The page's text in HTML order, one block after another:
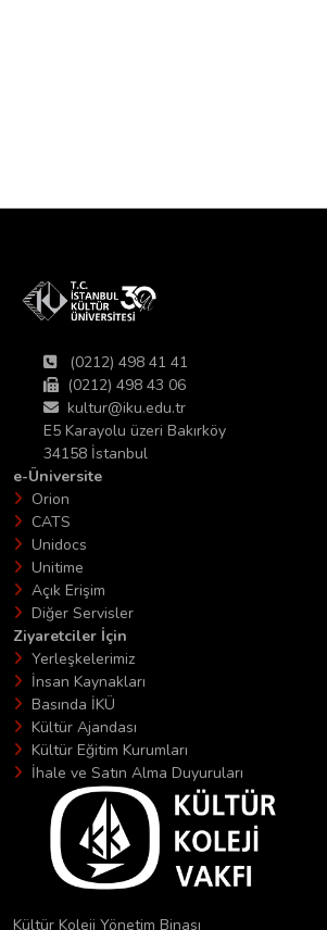
(0212) 498 41 41
(0212) 498 43 06
kultur@iku.edu.tr
E5 Karayolu üzeri Bakırköy
34158 İstanbul
e-Üniversite
Orion
CATS
Unidocs
Unitime
Açık Erişim
Diğer Servisler
Ziyaretciler İçin
Yerleşkelerimiz
İnsan Kaynakları
Basında İKÜ
Kültür Ajandası
Kültür Eğitim Kurumları
İhale ve Satın Alma Duyuruları
Kültür Koleji Yönetim Binası